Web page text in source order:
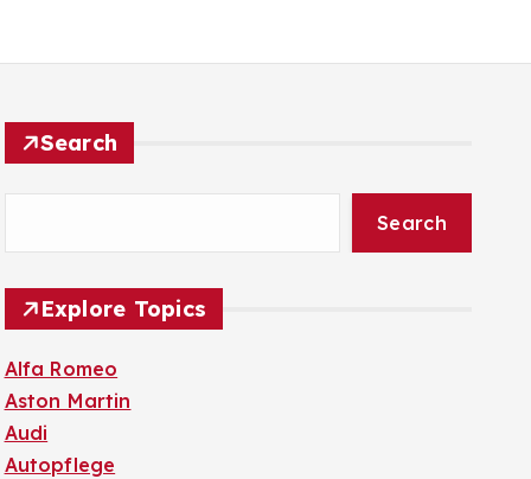
Search
Search
Explore Topics
Alfa Romeo
Aston Martin
Audi
Autopflege